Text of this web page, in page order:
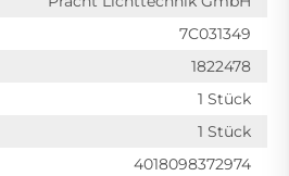
7C031349
1822478
1 Stück
1 Stück
4018098372974